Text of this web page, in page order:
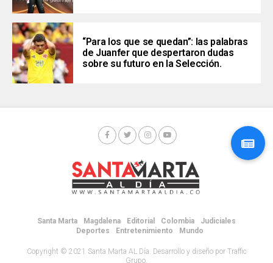
“Para los que se quedan”: las palabras
de Juanfer que despertaron dudas
sobre su futuro en la Selección.
Santa Marta Magdalena Editorial Colombia
Judiciales
Deportes
Entretenimiento Mundo
Copyright © 2021 Santa Marta AL Día. Desarrollo y diseño por Traffic
Grupo.